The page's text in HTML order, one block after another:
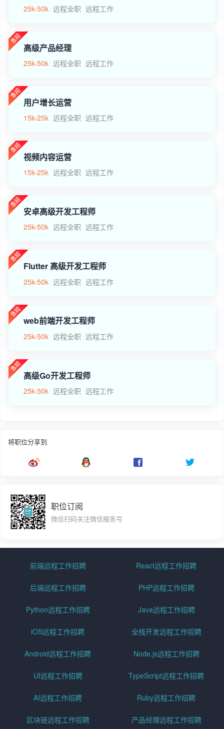
25k-50k 远程全职 远程工作
高级产品经理
25k-50k 远程全职 远程工作
用户增长运营
15k-25k 远程全职 远程工作
视频内容运营
15k-25k 远程全职 远程工作
安卓高级开发工程师
25k-50k 远程全职 远程工作
Flutter 高级开发工程师
25k-50k 远程全职 远程工作
web前端开发工程师
25k-50k 远程全职 远程工作
高级Go开发工程师
25k-50k 远程全职 远程工作
将职位分享到
职位订阅
微信扫码关注微信服务号
前端远程工作招聘 React远程工作招聘
后端远程工作招聘 PHP远程工作招聘
Python远程工作招聘 Java远程工作招聘
iOS远程工作招聘 全栈开发远程工作招聘
Android远程工作招聘 Node.js远程工作招聘
UI远程工作招聘 TypeScript远程工作招聘
AI远程工作招聘 Ruby远程工作招聘
区块链远程工作招聘 产品经理远程工作招聘